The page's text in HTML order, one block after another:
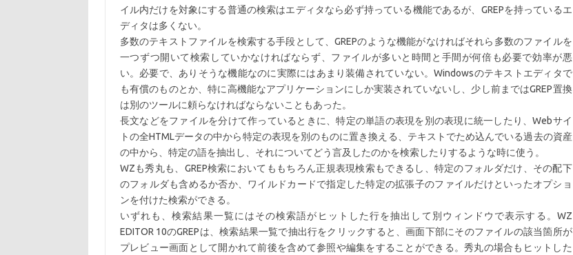
イル内だけを対象にする普通の検索はエディタなら必ず持っている機能であるが、GREPを持っているエ
ディタは多くない。
多数のテキストファイルを検索する手段として、GREPのような機能がなければそれら多数のファイルを
一つずつ開いて検索していかなければならず、ファイルが多いと時間と手間が何倍も必要で効率が悪
い。必要で、ありそうな機能なのに実際にはあまり装備されていない。Windowsのテキストエディタで
も有償のものとか、特に高機能なアプリケーションにしか実装されていないし、少し前まではGREP置換
は別のツールに頼らなければならないこともあった。
長文などをファイルを分けて作っているときに、特定の単語の表現を別の表現に統一したり、Webサイ
トの全HTMLデータの中から特定の表現を別のものに置き換える、テキストでため込んでいる過去の資産
の中から、特定の語を抽出し、それについてどう言及したのかを検索したりするような時に使う。
WZも秀丸も、GREP検索においてももちろん正規表現検索もできるし、特定のフォルダだけ、その配下
のフォルダも含めるか否か、ワイルドカードで指定した特定の拡張子のファイルだけといったオプショ
ンを付けた検索ができる。
いずれも、検索結果一覧にはその検索語がヒットした行を抽出して別ウィンドウで表示する。WZ
EDITOR 10のGREPは、検索結果一覧で抽出行をクリックすると、画面下部にそのファイルの該当箇所が
プレビュー画面として開かれて前後を含めて参照や編集をすることができる。秀丸の場合もヒットした